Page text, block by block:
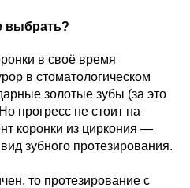
выбрать?
в своё время
в стоматологическом
золотые зубы (за это
прогресс не стоит на
коронки из циркония —
зубного протезирования.
то протезирование с